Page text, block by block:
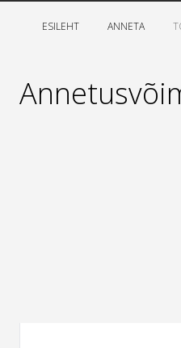
ESILEHT ANNETA